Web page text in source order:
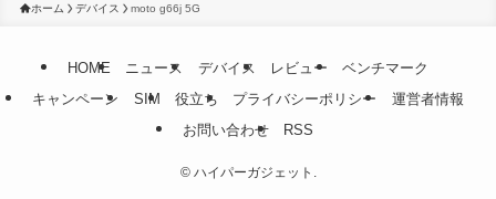
ホーム デバイス moto g66j 5G
HOME ニュース デバイス レビュー
ベンチマーク
キャンペーン
SIM 役立ち プライバシーポリシー
運営者情報
お問い合わせ
RSS
©ハイパーガジェット.